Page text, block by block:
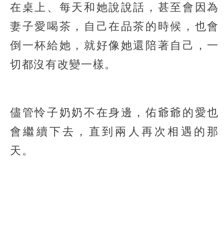
在桌上、每天和她說說話，甚至會因為
妻子愛喝茶，自己在品茶的時候，也會
倒一杯給她，就好像她還陪著自己，一
切都沒有改變一樣。
儘管怜子奶奶不在身邊，佑爺爺的愛也
會繼續下去，直到兩人再次相遇的那
天。